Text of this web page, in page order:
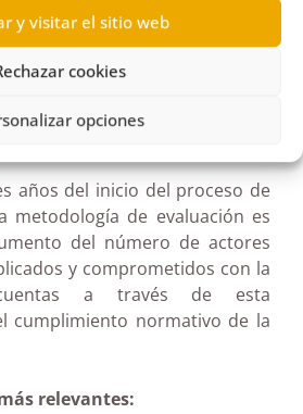
y visitar el sitio web
cookies
opciones
y diversidad de las
el proyecto ha conseguido
e igualar a éstas en la
de las obligaciones de
Comisionado.
años del inicio del proceso de
metodología de evaluación es
del número de actores
y comprometidos con la
a través de esta
cumplimiento normativo de la
relevantes: